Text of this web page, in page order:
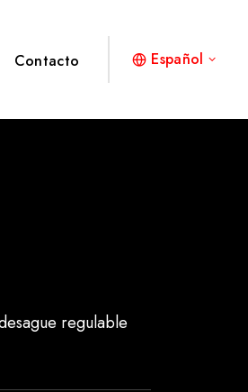
Contacto Español
regulable